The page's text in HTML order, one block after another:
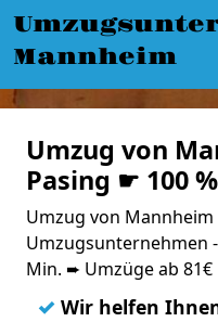
Mannheim
Umzug von
Pasing ☛ 100
Umzug von Mannheim
Umzugsunternehmen
Min. ➨ Umzüge ab 81€
✓ Wir helfen